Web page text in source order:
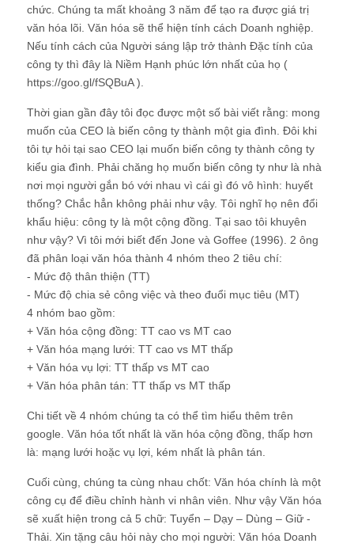
chức. Chúng ta mất khoảng 3 năm để tạo ra được giá trị
văn hóa lõi. Văn hóa sẽ thể hiện tính cách Doanh nghiệp.
Nếu tính cách của Người sáng lập trở thành Đặc tính của
công ty thì đây là Niềm Hạnh phúc lớn nhất của họ (
https://goo.gl/fSQBuA ).
Thời gian gần đây tôi đọc được một số bài viết rằng: mong
muốn của CEO là biến công ty thành một gia đình. Đôi khi
tôi tự hỏi tại sao CEO lại muốn biến công ty thành công ty
kiểu gia đình. Phải chăng họ muốn biến công ty như là nhà
nơi mọi người gắn bó với nhau vì cái gì đó vô hình: huyết
thống? Chắc hẳn không phải như vậy. Tôi nghĩ họ nên đổi
khẩu hiệu: công ty là một cộng đồng. Tại sao tôi khuyên
như vậy? Vì tôi mới biết đến Jone và Goffee (1996). 2 ông
đã phân loại văn hóa thành 4 nhóm theo 2 tiêu chí:
- Mức độ thân thiện (TT)
- Mức độ chia sẻ công việc và theo đuổi mục tiêu (MT)
4 nhóm bao gồm:
+ Văn hóa cộng đồng: TT cao vs MT cao
+ Văn hóa mạng lưới: TT cao vs MT thấp
+ Văn hóa vụ lợi: TT thấp vs MT cao
+ Văn hóa phân tán: TT thấp vs MT thấp
Chi tiết về 4 nhóm chúng ta có thể tìm hiểu thêm trên
google. Văn hóa tốt nhất là văn hóa cộng đồng, thấp hơn
là: mạng lưới hoặc vụ lợi, kém nhất là phân tán.
Cuối cùng, chúng ta cùng nhau chốt: Văn hóa chính là một
công cụ để điều chỉnh hành vi nhân viên. Như vậy Văn hóa
sẽ xuất hiện trong cả 5 chữ: Tuyển – Dạy – Dùng – Giữ -
Thải. Xin tặng câu hỏi này cho mọi người: Văn hóa Doanh